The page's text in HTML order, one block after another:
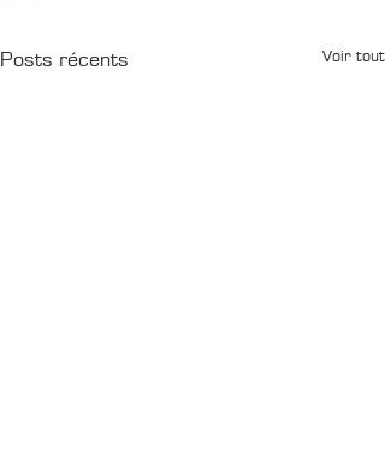
Posts récents Voir tout